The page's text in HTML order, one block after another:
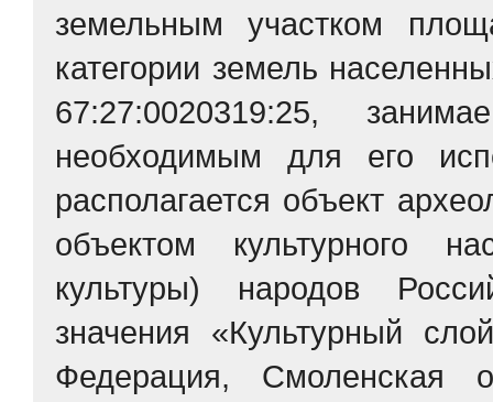
земельным участком
категории земель
67:27:0020319:25,
необходимым для его
располагается объект
объектом культурного
культуры) народов
значения «Культурный
Федерация, Смоленская